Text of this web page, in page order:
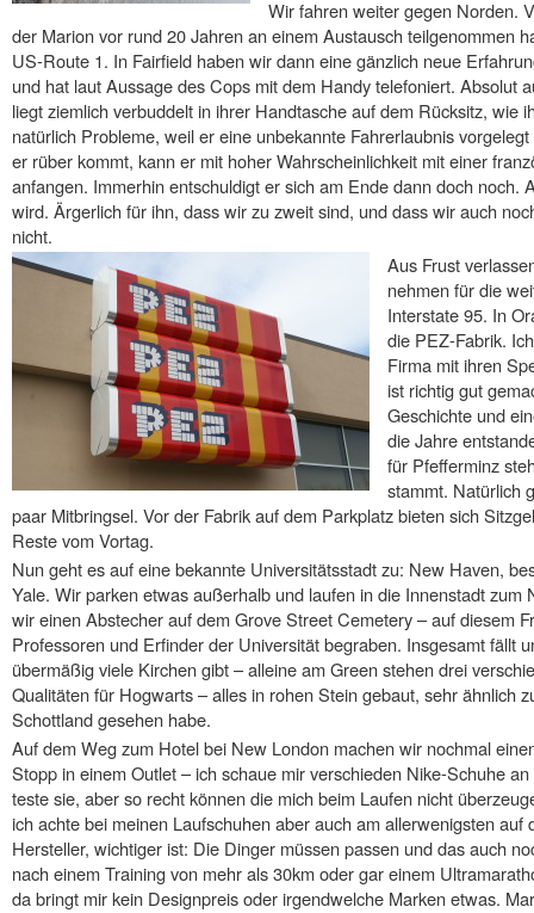
Wir fahren weiter gegen Norden.
der Marion vor rund 20 Jahren an einem Austausch teilgenommen
US-Route 1. In Fairfield haben wir dann eine gänzlich neue
und hat laut Aussage des Cops mit dem Handy telefoniert. Absolut
liegt ziemlich verbuddelt in ihrer Handtasche auf dem Rücksitz, wie
natürlich Probleme, weil er eine unbekannte Fahrerlaubnis
er rüber kommt, kann er mit hoher Wahrscheinlichkeit mit einer
anfangen. Immerhin entschuldigt er sich am Ende dann doch noch.
wird. Ärgerlich für ihn, dass wir zu zweit sind, und dass wir auch
nicht.
Aus Frust
nehmen für die
Interstate 95. In
die PEZ-Fabrik.
Firma mit ihren
ist richtig gut
Geschichte und
die Jahre
für Pfefferminz
stammt. Natürlich
paar Mitbringsel. Vor der Fabrik auf dem Parkplatz bieten sich
Reste vom Vortag.
Nun geht es auf eine bekannte Universitätsstadt zu: New Haven,
Yale. Wir parken etwas außerhalb und laufen in die Innenstadt zum
wir einen Abstecher auf dem Grove Street Cemetery – auf diesem
Professoren und Erfinder der Universität begraben. Insgesamt fällt
übermäßig viele Kirchen gibt – alleine am Green stehen drei
Qualitäten für Hogwarts – alles in rohen Stein gebaut, sehr ähnlich
Schottland gesehen habe.
Auf dem Weg zum Hotel bei New London machen wir nochmal
Stopp in einem Outlet – ich schaue mir verschieden Nike-Schuhe an
teste sie, aber so recht können die mich beim Laufen nicht
ich achte bei meinen Laufschuhen aber auch am allerwenigsten auf
Hersteller, wichtiger ist: Die Dinger müssen passen und das auch
nach einem Training von mehr als 30km oder gar einem
da bringt mir kein Designpreis oder irgendwelche Marken etwas.